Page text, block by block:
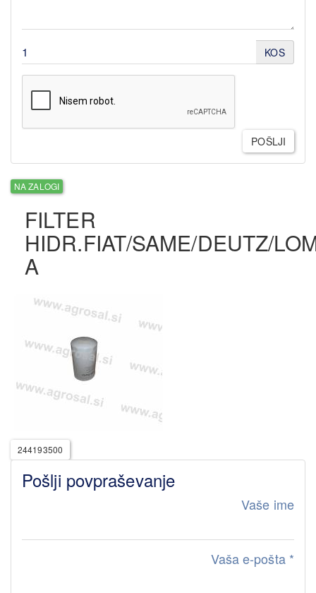
KOS
POŠLJI
NA ZALOGI
FILTER
HIDR.FIAT/SAME/DEUTZ/
A
244193500
Pošlji povpraševanje
Vaše ime
Vaša e-pošta *